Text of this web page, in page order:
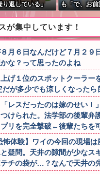
り返している」
も「で、お
が集中しています！
月６日なんだけど７月２９
な？って思ったのよね
げ１位のスポットクーラー
だが多少でも涼しくなったら
レスだったのは嫁のせい！
けられた。法学部の後輩弁
リを完全撃破←後輩たちを
怖体験】ワイの今回の現場は
疑問。天井の隙間が少なス
テチの袋が…？なんで天井の